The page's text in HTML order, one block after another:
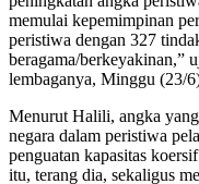
memulai kepemimpinan
peristiwa dengan 327
beragama/berkeyakinan,”
lembaganya, Minggu (23/
Menurut Halili, angka
negara dalam peristiwa
penguatan kapasitas
itu, terang dia, sekaligus